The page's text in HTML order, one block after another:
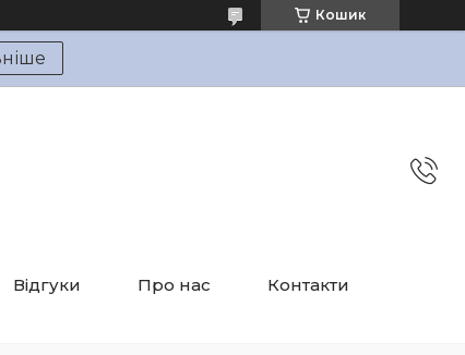
Кошик
Відгуки Про нас Контакти